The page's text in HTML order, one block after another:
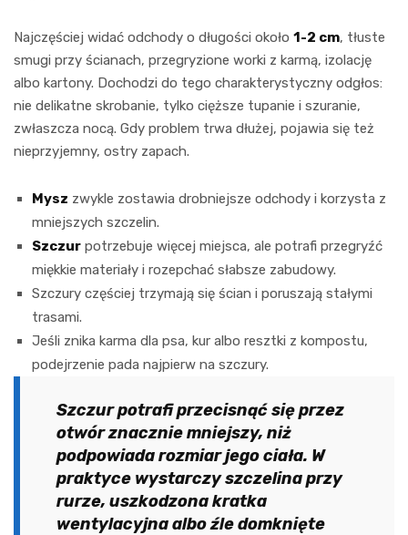
Najczęściej widać odchody o długości około 1-2 cm, tłuste
smugi przy ścianach, przegryzione worki z karmą, izolację
albo kartony. Dochodzi do tego charakterystyczny odgłos:
nie delikatne skrobanie, tylko cięższe tupanie i szuranie,
zwłaszcza nocą. Gdy problem trwa dłużej, pojawia się też
nieprzyjemny, ostry zapach.
Mysz zwykle zostawia drobniejsze odchody i korzysta z
mniejszych szczelin.
Szczur potrzebuje więcej miejsca, ale potrafi przegryźć
miękkie materiały i rozepchać słabsze zabudowy.
Szczury częściej trzymają się ścian i poruszają stałymi
trasami.
Jeśli znika karma dla psa, kur albo resztki z kompostu,
podejrzenie pada najpierw na szczury.
Szczur potrafi przecisnąć się przez
otwór znacznie mniejszy, niż
podpowiada rozmiar jego ciała. W
praktyce wystarczy szczelina przy
rurze, uszkodzona kratka
wentylacyjna albo źle domknięte